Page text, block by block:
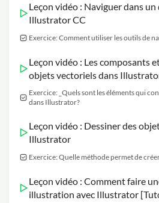
Leçon vidéo : Naviguer dans
Illustrator CC
Exercice: Comment utiliser les outils de
Leçon vidéo : Les composants
objets vectoriels dans
Exercice: _Quels sont les éléments qui
dans Illustrator?
Leçon vidéo : Dessiner des
Illustrator
Exercice: Quelle méthode permet de
Leçon vidéo : Comment faire
illustration avec Illustrator